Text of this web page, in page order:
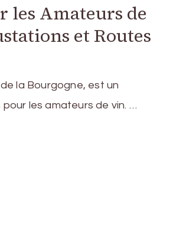
les Amateurs de
et Routes
la Bourgogne, est un
les amateurs de vin. …